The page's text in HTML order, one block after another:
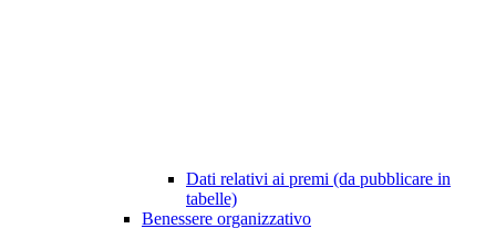
Dati relativi ai premi (da pubblicare in
tabelle)
Benessere organizzativo